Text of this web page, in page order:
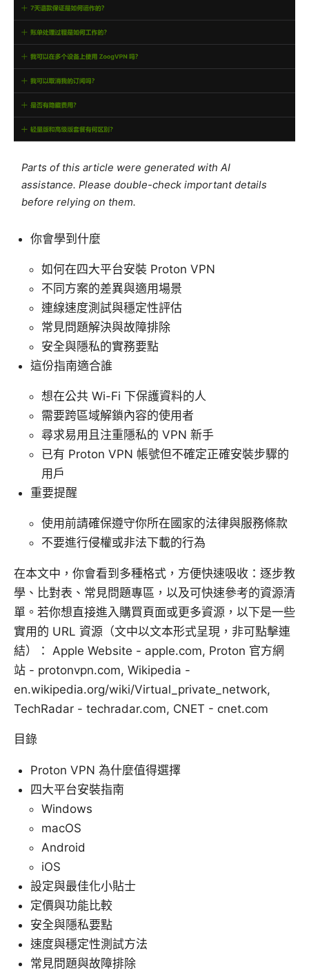
Parts of this article were generated with AI
assistance. Please double-check important details
before relying on them.
你會學到什麼
如何在四大平台安裝 Proton VPN
不同方案的差異與適用場景
連線速度測試與穩定性評估
常見問題解決與故障排除
安全與隱私的實務要點
這份指南適合誰
想在公共 Wi-Fi 下保護資料的人
需要跨區域解鎖內容的使用者
尋求易用且注重隱私的 VPN 新手
已有 Proton VPN 帳號但不確定正確安裝步驟的
用戶
重要提醒
使用前請確保遵守你所在國家的法律與服務條款
不要進行侵權或非法下載的行為
在本文中，你會看到多種格式，方便快速吸收：逐步教
學、比對表、常見問題專區，以及可快速參考的資源清
單。若你想直接進入購買頁面或更多資源，以下是一些
實用的 URL 資源（文中以文本形式呈現，非可點擊連
結）： Apple Website - apple.com, Proton 官方網
站 - protonvpn.com, Wikipedia -
en.wikipedia.org/wiki/Virtual_private_network,
TechRadar - techradar.com, CNET - cnet.com
目錄
Proton VPN 為什麼值得選擇
四大平台安裝指南
Windows
macOS
Android
iOS
設定與最佳化小貼士
定價與功能比較
安全與隱私要點
速度與穩定性測試方法
常見問題與故障排除